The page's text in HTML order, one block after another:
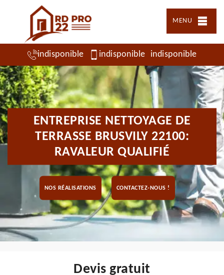
MENU
indisponible indisponible indisponible
ENTREPRISE NETTOYAGE DE
TERRASSE BRUSVILY 22100:
RAVALEUR QUALIFIÉ
NOS RÉALISATIONS CONTACTEZ-NOUS !
Devis gratuit